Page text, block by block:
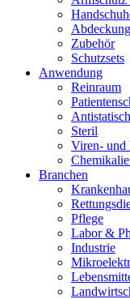
Zubehör
Schutzsets
Anwendung
Reinraum
Antistatisch
Steril
Viren- und
Branchen
Pflege
Labor &
Industrie